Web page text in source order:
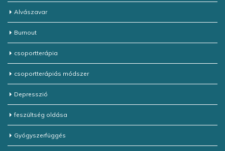
Alvászavar
Burnout
csoportterápia
csoportterápiás módszer
Depresszió
feszültség oldása
Gyógyszerfüggés